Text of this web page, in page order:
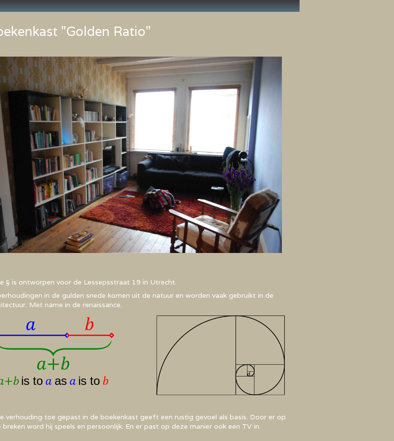
"Golden Ratio"
§ is ontworpen voor de Lessepsstraat 19 in Utrecht.
in de gulden snede komen uit de natuur en worden vaak gebruikt in de
Met name in de renaissance.
verhouding toe gepast in de boekenkast geeft een rustig gevoel als basis. Door er op
breken word hij speels en persoonlijk. En er past op deze manier ook een TV in.